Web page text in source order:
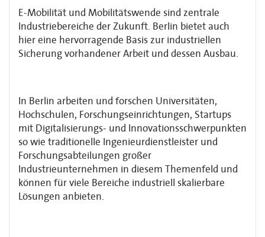
E-Mobilität und Mobilitätswende sind zentrale
Industriebereiche der Zukunft. Berlin bietet auch
hier eine hervorragende Basis zur industriellen
Sicherung vorhandener Arbeit und dessen Ausbau.
In Berlin arbeiten und forschen Universitäten,
Hochschulen, Forschungseinrichtungen, Startups
mit Digitalisierungs- und Innovationsschwerpunkten
so wie traditionelle Ingenieurdienstleister und
Forschungsabteilungen großer
Industrieunternehmen in diesem Themenfeld und
können für viele Bereiche industriell skalierbare
Lösungen anbieten.